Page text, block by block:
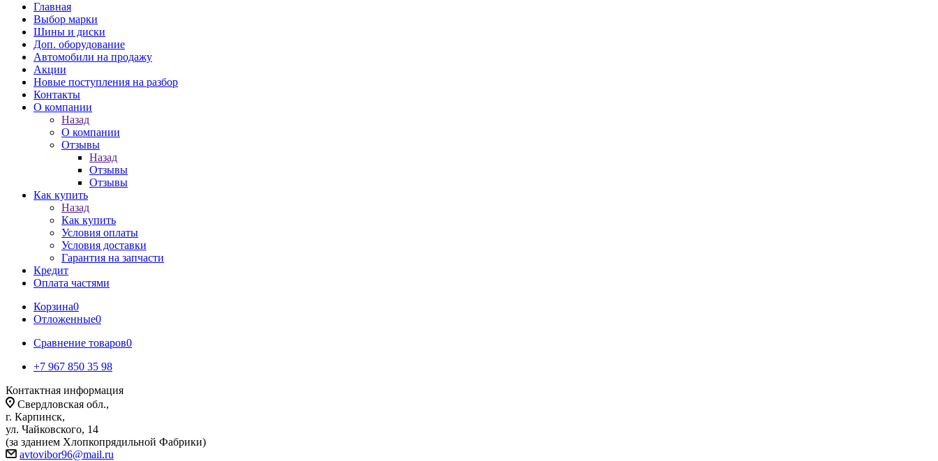
Главная
Выбор марки
Шины и диски
Доп. оборудование
Автомобили на продажу
Акции
Новые поступления на разбор
Контакты
О компании
Назад
О компании
Отзывы
Назад
Отзывы
Отзывы
Как купить
Назад
Как купить
Условия оплаты
Условия доставки
Гарантия на запчасти
Кредит
Оплата частями
Корзина0
Отложенные0
Сравнение товаров0
+7 967 850 35 98
Контактная информация
Свердловская обл.,
г. Карпинск,
ул. Чайковского, 14
(за зданием Хлопкопрядильной Фабрики)
avtovibor96@mail.ru